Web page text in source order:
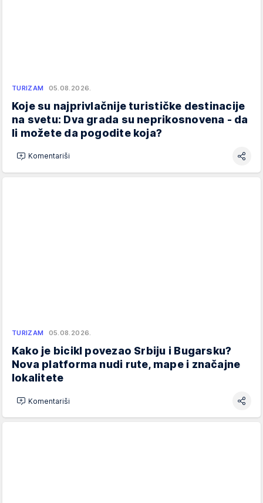
TURIZAM 05.08.2026.
Koje su najprivlačnije turističke destinacije
na svetu: Dva grada su neprikosnovena - da
li možete da pogodite koja?
Komentariši
TURIZAM 05.08.2026.
Kako je bicikl povezao Srbiju i Bugarsku?
Nova platforma nudi rute, mape i značajne
lokalitete
Komentariši